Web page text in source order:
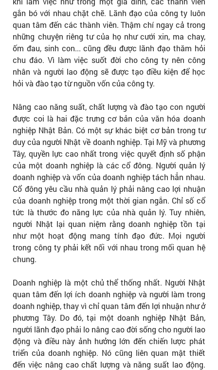
gắn bó với nhau chặt chẽ. Lãnh đạo của công ty luôn
quan tâm đến các thành viên. Thậm chí ngay cả trong
những chuyện riêng tư của họ như cưới xin, ma chay,
ốm đau, sinh con... cũng đều được lãnh đạo thăm hỏi
chu đáo. Vì làm việc suốt đời cho công ty nên công
nhân và người lao động sẽ được tạo điều kiện để học
hỏi và đào tạo từ nguồn vốn của công ty.
Nâng cao năng suất, chất lượng và đào tạo con người
được coi là hai đặc trưng cơ bản của văn hóa doanh
nghiệp Nhật Bản. Có một sự khác biệt cơ bản trong tư
duy của người Nhật về doanh nghiệp. Tại Mỹ và phương
Tây, quyền lực cao nhất trong việc quyết định số phận
của một doanh nghiệp là các cổ đông. Người quản lý
doanh nghiệp và vốn của doanh nghiệp tách hẳn nhau.
Cổ đông yêu cầu nhà quản lý phải nâng cao lợi nhuận
của doanh nghiệp trong một thời gian ngắn. Chỉ số cổ
tức là thước đo năng lực của nhà quản lý. Tuy nhiên,
người Nhật lại quan niệm rằng doanh nghiệp tồn tại
như một hoạt động mang tính đạo đức. Mọi người
trong công ty phải kết nối với nhau trong mối quan hệ
chung.
Doanh nghiệp là một chủ thể thống nhất. Người Nhật
quan tâm đến lợi ích doanh nghiệp và người làm trong
doanh nghiệp, thay vì chỉ quan tâm đến lợi nhuận như ở
phương Tây. Do đó, tại một doanh nghiệp Nhật Bản,
người lãnh đạo phải lo nâng cao đời sống cho người lao
động và điều này ảnh hưởng lớn đến chiến lược phát
triển của doanh nghiệp. Nó cũng liên quan mật thiết
đến việc nâng cao chất lượng và năng suất lao động.